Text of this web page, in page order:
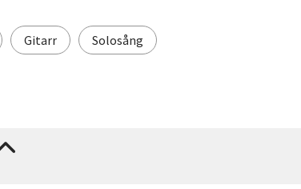
Gitarr Solosång